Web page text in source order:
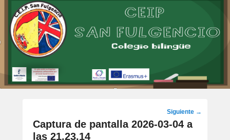
Navegación
de
Siguiente →
Captura de pantalla 2026-03-04 a
las 21.23.14